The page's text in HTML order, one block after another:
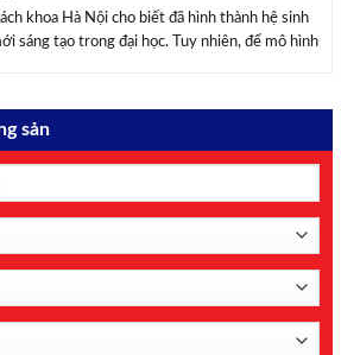
khoa Hà Nội cho biết đã hình thành hệ sinh
sáng tạo trong đại học. Tuy nhiên, để mô hình
sản